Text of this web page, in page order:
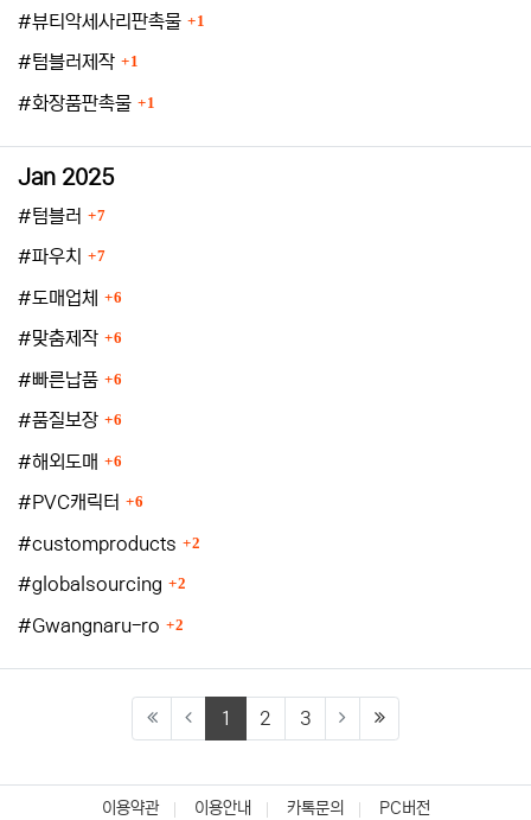
#뷰티악세사리판촉물 등록수
1
#텀블러제작 등록수
1
#화장품판촉물 등록수
1
Jan 2025
#텀블러 등록수
7
#파우치 등록수
7
#도매업체 등록수
6
#맞춤제작 등록수
6
#빠른납품 등록수
6
#품질보장 등록수
6
#해외도매 등록수
6
#PVC캐릭터 등록수
6
#customproducts 등록수
2
#globalsourcing 등록수
2
#Gwangnaru-ro 등록수
2
1 (current)
2 3 (last)
이용약관 이용안내 카톡문의 PC버전